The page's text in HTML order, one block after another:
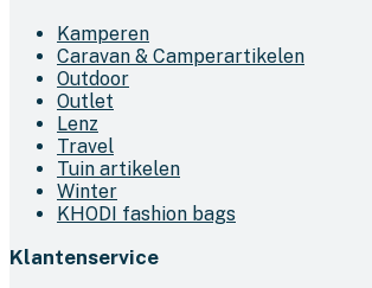
Kamperen
Caravan & Camperartikelen
Outdoor
Outlet
Lenz
Travel
Tuin artikelen
Winter
KHODI fashion bags
Klantenservice